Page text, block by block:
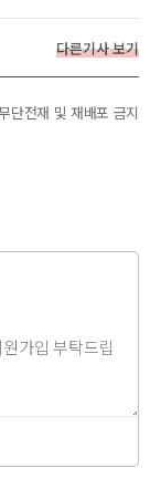
다른기사 보기
전재 및 재배포 금지